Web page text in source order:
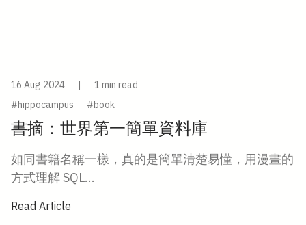
16 Aug 2024 |
1 min read
#hippocampus
#book
書摘：世界第一簡單資料庫
如同書籍名稱一樣，真的是簡單清楚易懂，用漫畫的
方式理解 SQL...
Read Article